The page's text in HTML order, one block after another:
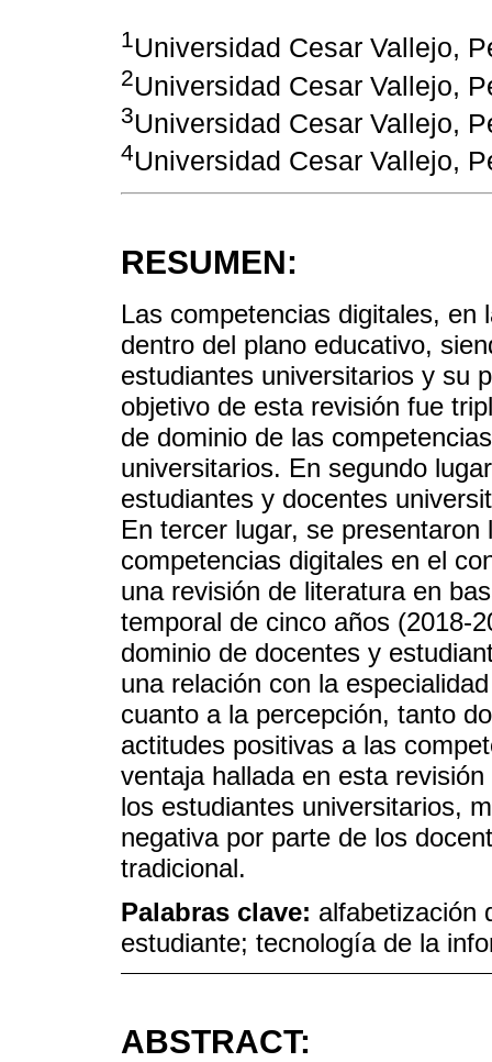
1Universidad Cesar Vallejo,
2Universidad Cesar Vallejo,
3Universidad Cesar Vallejo,
4Universidad Cesar Vallejo,
RESUMEN:
Las competencias digitales, en
dentro del plano educativo,
estudiantes universitarios y su
objetivo de esta revisión fue
de dominio de las
universitarios. En segundo
estudiantes y docentes
En tercer lugar, se
competencias digitales en el
una revisión de literatura en
temporal de cinco años (2018-
dominio de docentes y
una relación con la
cuanto a la percepción, tanto
actitudes positivas a las
ventaja hallada en esta
los estudiantes universitarios,
negativa por parte de los
tradicional.
Palabras clave: alfabetización
estudiante; tecnología de la
ABSTRACT: